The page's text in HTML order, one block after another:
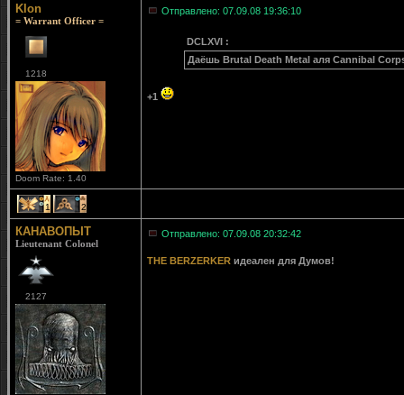
Klon
= Warrant Officer =
1218
Doom Rate: 1.40
Отправлено: 07.09.08 19:36:10
DCLXVI :
Даёшь Brutal Death Metal аля Cannibal
+1
1 2
КАНАВОПЫТ
Lieutenant Colonel
2127
Отправлено: 07.09.08 20:32:42
THE BERZERKER идеален для Думов!